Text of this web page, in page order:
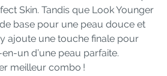
Skin. Tandis que Look Younger
base pour une peau douce et
ajoute une touche finale pour
un d’une peau parfaite.
meilleur combo !